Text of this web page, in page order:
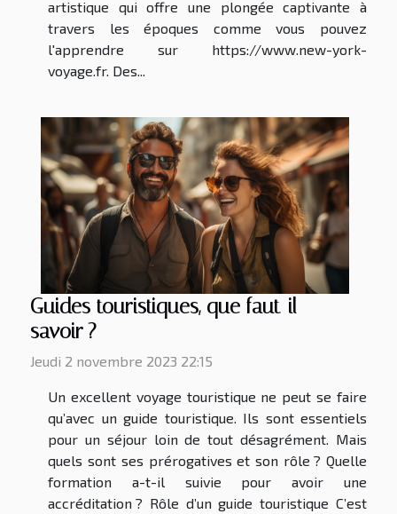
artistique qui offre une plongée captivante à
travers les époques comme vous pouvez
l'apprendre sur https://www.new-york-
voyage.fr. Des...
Guides touristiques, que faut-il
savoir ?
Jeudi 2 novembre 2023 22:15
Un excellent voyage touristique ne peut se faire
qu’avec un guide touristique. Ils sont essentiels
pour un séjour loin de tout désagrément. Mais
quels sont ses prérogatives et son rôle ? Quelle
formation a-t-il suivie pour avoir une
accréditation ? Rôle d’un guide touristique C’est